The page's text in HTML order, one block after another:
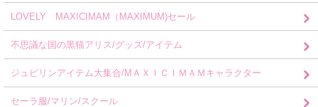
LOVELY MAXICIMAM（MAXIMUM)セール
不思議な国の黒猫アリス/グッズ/アイテム
ジュピリンアイテム大集合/MＡＸＩＣＩＭＡＭキャラクター
セーラ服/マリン/スクール